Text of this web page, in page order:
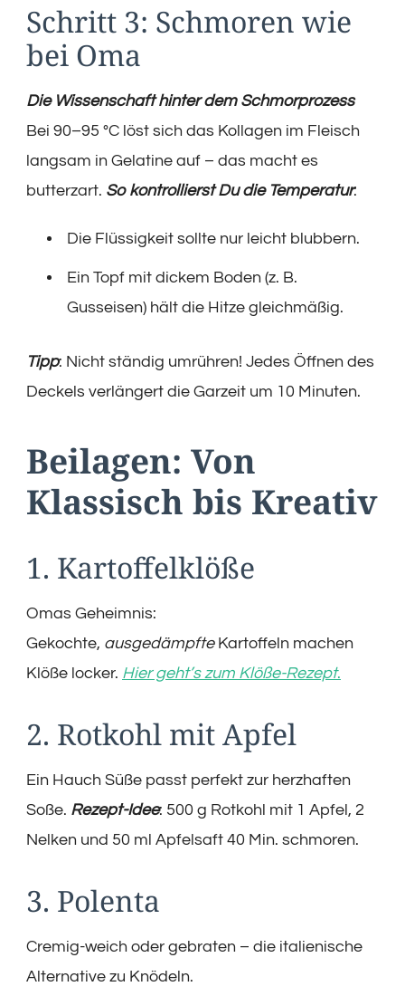
Schritt 3: Schmoren wie
bei Oma
Die Wissenschaft hinter dem Schmorprozess
Bei 90–95 °C löst sich das Kollagen im Fleisch
langsam in Gelatine auf – das macht es
butterzart. So kontrollierst Du die Temperatur:
Die Flüssigkeit sollte nur leicht blubbern.
Ein Topf mit dickem Boden (z. B.
Gusseisen) hält die Hitze gleichmäßig.
Tipp: Nicht ständig umrühren! Jedes Öffnen des
Deckels verlängert die Garzeit um 10 Minuten.
Beilagen: Von
Klassisch bis Kreativ
1. Kartoffelklöße
Omas Geheimnis:
Gekochte, ausgedämpfteKartoffeln machen
Klöße locker. Hier geht’s zum Klöße-Rezept.
2. Rotkohl mit Apfel
Ein Hauch Süße passt perfekt zur herzhaften
Soße. Rezept-Idee: 500 g Rotkohl mit 1 Apfel, 2
Nelken und 50 ml Apfelsaft 40 Min. schmoren.
3. Polenta
Cremig-weich oder gebraten – die italienische
Alternative zu Knödeln.